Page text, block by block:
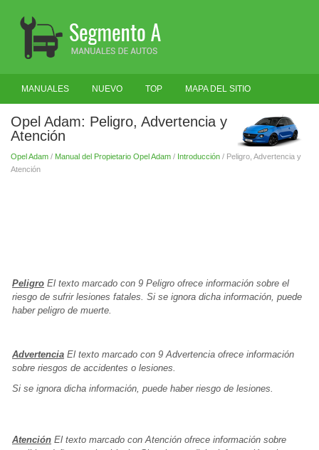
MANUALES NUEVO TOP MAPA DEL SITIO
BUSCAR
Opel Adam: Peligro, Advertencia y
Atención
Opel Adam / Manual del Propietario Opel Adam / Introducción / Peligro, Advertencia y
Atención
Peligro El texto marcado con 9 Peligro ofrece información sobre el
riesgo de sufrir lesiones fatales. Si se ignora dicha información, puede
haber peligro de muerte.
Advertencia El texto marcado con 9 Advertencia ofrece información
sobre riesgos de accidentes o lesiones.
Si se ignora dicha información, puede haber riesgo de lesiones.
Atención El texto marcado con Atención ofrece información sobre